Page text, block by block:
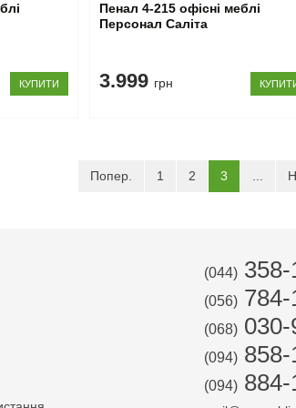
КУПИТИ
Пенал 4-215 офісні меблі
Персонал Саліта
3.999 грн
Попер. 1 2 3
(044)
(056)
(068)
(094)
(094)